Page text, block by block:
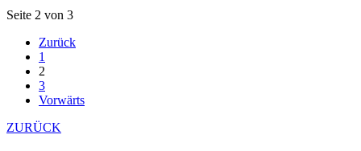
Seite 2 von 3
Zurück
1
2
3
Vorwärts
ZURÜCK